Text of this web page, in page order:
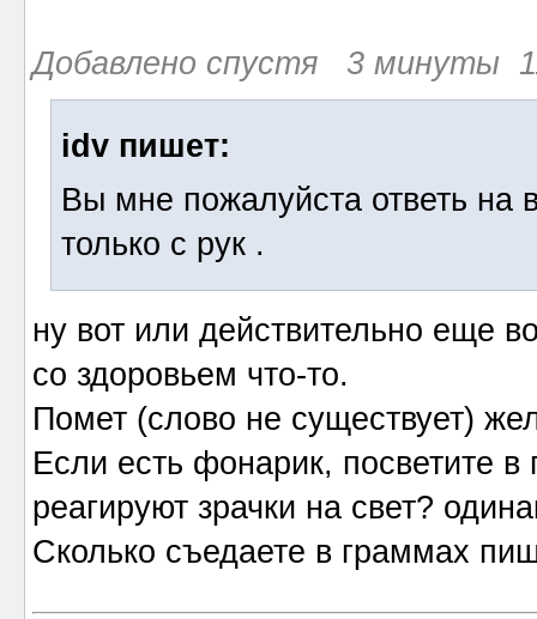
Добавлено спустя 3 минуты
idv пишет:
Вы мне пожалуйста ответь на
только с рук .
ну вот или действительно еще
со здоровьем что-то.
Помет (слово не существует)
Если есть фонарик, посветите в
реагируют зрачки на свет?
Сколько съедаете в граммах